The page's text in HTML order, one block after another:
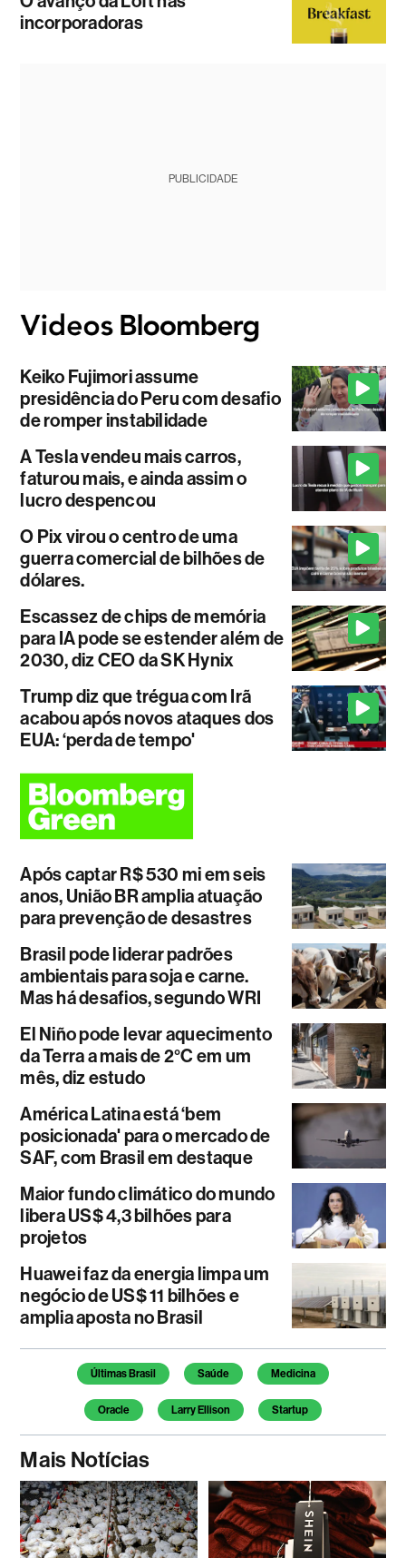
incorporadoras
PUBLICIDADE
Keiko Fujimori assume
presidência do Peru com desafio
de romper instabilidade
A Tesla vendeu mais carros,
faturou mais, e ainda assim o
lucro despencou
O Pix virou o centro de uma
guerra comercial de bilhões de
dólares.
Escassez de chips de memória
para IA pode se estender além de
2030, diz CEO da SK Hynix
Trump diz que trégua com Irã
acabou após novos ataques dos
EUA: ‘perda de tempo'
Após captar R$ 530 mi em seis
anos, União BR amplia atuação
para prevenção de desastres
Brasil pode liderar padrões
ambientais para soja e carne.
Mas há desafios, segundo WRI
El Niño pode levar aquecimento
da Terra a mais de 2°C em um
mês, diz estudo
América Latina está ‘bem
posicionada' para o mercado de
SAF, com Brasil em destaque
Maior fundo climático do mundo
libera US$ 4,3 bilhões para
projetos
Huawei faz da energia limpa um
negócio de US$ 11 bilhões e
amplia aposta no Brasil
Temas deste artigo
Últimas Brasil Saúde Medicina
Oracle Larry Ellison Startup
Mais Notícias